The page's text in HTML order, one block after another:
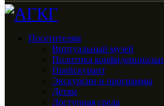
Посетителям
Виртуальный музей
Политика
Прейскурант
Экскурсии и программы
Детям
Доступная среда